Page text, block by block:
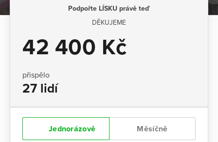
Podpořte LÍSKU právě teď
DĚKUJEME
42 400 Kč
přispělo
27 lidí
Jednorázově Měsíčně